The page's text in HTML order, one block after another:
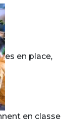
es en place,
en classe